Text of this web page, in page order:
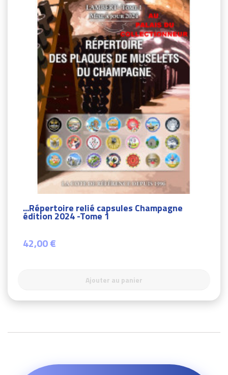
...Répertoire relié capsules Champagne
édition 2024 -Tome 1
42,00 €
Ajouter au panier